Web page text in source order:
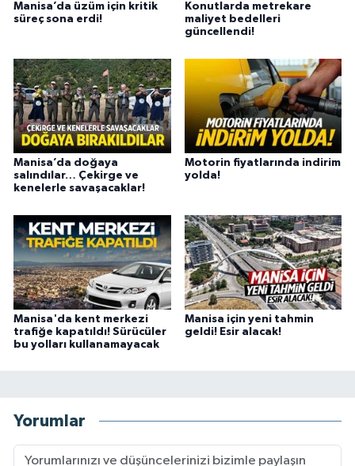
Manisa’da üzüm için kritik
süreç sona erdi!
Konutlarda metrekare
maliyet bedelleri
güncellendi!
Manisa’da doğaya
salındılar… Çekirge ve
kenelerle savaşacaklar!
Motorin fiyatlarında indirim
yolda!
Manisa'da kent merkezi
trafiğe kapatıldı! Sürücüler
bu yolları kullanamayacak
Manisa için yeni tahmin
geldi! Esir alacak!
Yorumlar